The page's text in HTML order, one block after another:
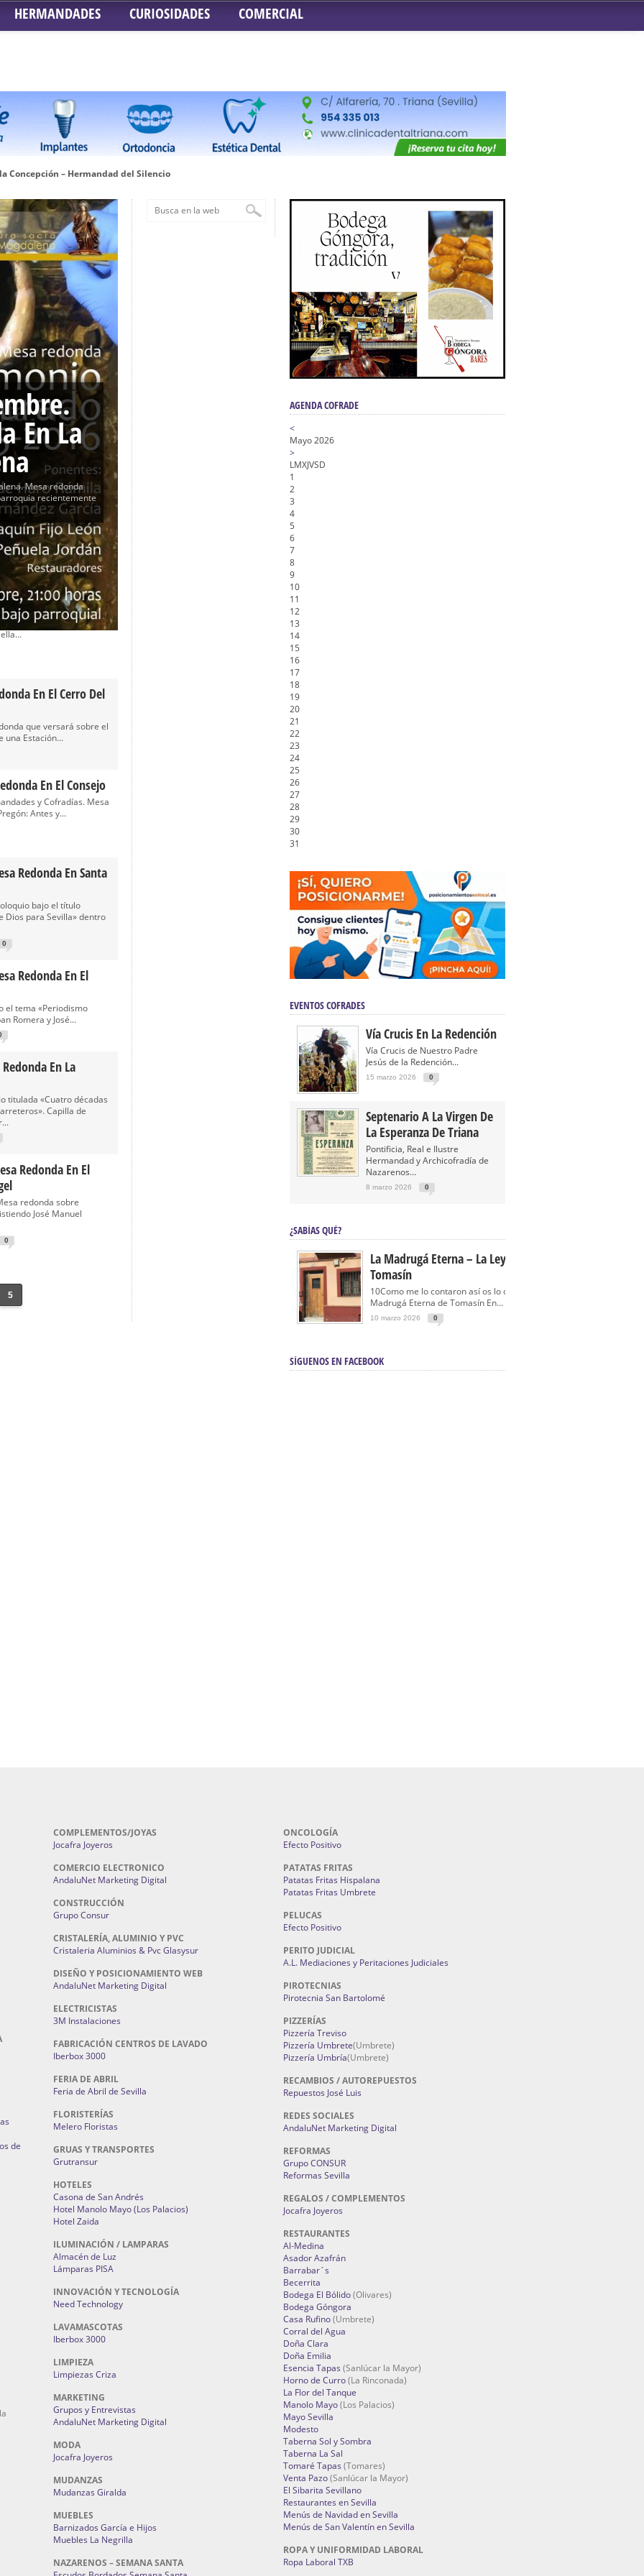
HERMANDADES CURIOSIDADES COMERCIAL
Concepción – Hermandad del Silencio
ante el paso de Nuestra Señora de la Encarnación Coronada – Hermandad de San Benito
de Sevilla
honor de María Santísima en su Soledad – San Lorenzo
la Virgen del Valle
Angustia
la Salud
Misericordia, Vía Crucis y Traslado – Siete Palabras
de Nuestro Padre Jesús de la Pasión
Señora de Gracia y Esperanza – San Roque
En La
Mesa redonda
recientemente
En La Estrella
el título «Pepe Garduño:
En El Cerro Del
que versará sobre el
una Estación...
En El Consejo
y Cofradías. Mesa
Antes y...
Redonda En Santa
bajo el título
Dios para Sevilla» dentro
0
Redonda En El
el tema «Periodismo
Romera y José...
En La
titulada «Cuatro décadas
Capilla de
Redonda En El
redonda sobre
José Manuel
0
5
AGENDA COFRADE
<
Mayo 2026
>
LMXJVSD
1
2
3
4
5
6
7
8
9
10
11
12
13
14
15
16
17
18
19
20
21
22
23
24
25
26
27
28
29
30
31
EVENTOS COFRADES
Vía Crucis En La Redención
Vía Crucis de Nuestro Padre
Jesús de la Redención...
15 marzo 2026 0
Septenario A La Virgen De
La Esperanza De Triana
Pontificia, Real e Ilustre
Hermandad y Archicofradía de
Nazarenos...
8 marzo 2026 0
¿SABÍAS QUÉ?
La Madrugá Eterna – La Leyenda De
Tomasín
10Como me lo contaron así os lo cuento… La
Madrugá Eterna de Tomasín En...
10 marzo 2026 0
SÍGUENOS EN FACEBOOK
de
COMPLEMENTOS/JOYAS
Jocafra Joyeros
COMERCIO ELECTRONICO
AndaluNet Marketing Digital
CONSTRUCCIÓN
Grupo Consur
CRISTALERÍA, ALUMINIO Y PVC
Cristaleria Aluminios & Pvc Glasysur
DISEÑO Y POSICIONAMIENTO WEB
AndaluNet Marketing Digital
ELECTRICISTAS
3M Instalaciones
FABRICACIÓN CENTROS DE LAVADO
Iberbox 3000
FERIA DE ABRIL
Feria de Abril de Sevilla
FLORISTERÍAS
Melero Floristas
GRUAS Y TRANSPORTES
Grutransur
HOTELES
Casona de San Andrés
Hotel Manolo Mayo (Los Palacios)
Hotel Zaida
ILUMINACIÓN / LAMPARAS
Almacén de Luz
Lámparas PISA
INNOVACIÓN Y TECNOLOGÍA
Need Technology
LAVAMASCOTAS
Iberbox 3000
LIMPIEZA
Limpiezas Criza
MARKETING
Grupos y Entrevistas
AndaluNet Marketing Digital
MODA
Jocafra Joyeros
MUDANZAS
Mudanzas Giralda
MUEBLES
Barnizados García e Hijos
Muebles La Negrilla
NAZARENOS – SEMANA SANTA
ONCOLOGÍA
Efecto Positivo
PATATAS FRITAS
Patatas Fritas Hispalana
Patatas Fritas Umbrete
PELUCAS
Efecto Positivo
PERITO JUDICIAL
A.L. Mediaciones y Peritaciones Judiciales
PIROTECNIAS
Pirotecnia San Bartolomé
PIZZERÍAS
Pizzería Treviso
Pizzería Umbrete(Umbrete)
Pizzería Umbría(Umbrete)
RECAMBIOS / AUTOREPUESTOS
Repuestos José Luis
REDES SOCIALES
AndaluNet Marketing Digital
REFORMAS
Grupo CONSUR
Reformas Sevilla
REGALOS / COMPLEMENTOS
Jocafra Joyeros
RESTAURANTES
Al-Medina
Asador Azafrán
Barrabar´s
Becerrita
Bodega El Bólido(Olivares)
Bodega Góngora
Casa Rufino(Umbrete)
Corral del Agua
Doña Clara
Doña Emilia
Esencia Tapas (Sanlúcar la Mayor)
Horno de Curro(La Rinconada)
La Flor del Tanque
Manolo Mayo(Los Palacios)
Mayo Sevilla
Modesto
Taberna Sol y Sombra
Taberna La Sal
Tomaré Tapas (Tomares)
Venta Pazo(Sanlúcar la Mayor)
El Sibarita Sevillano
Restaurantes en Sevilla
Menús de Navidad en Sevilla
Menús de San Valentín en Sevilla
ROPA Y UNIFORMIDAD LABORAL
Ropa Laboral TXB